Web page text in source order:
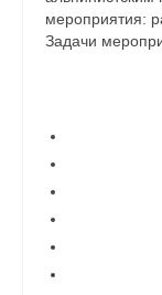
мероприятия:
Задачи